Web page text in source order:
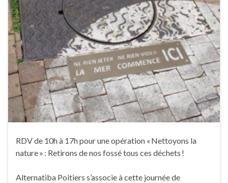
RDV de 10h à 17h pour une opération « Nettoyons la
nature » : Retirons de nos fossé tous ces déchets !
Alternatiba Poitiers s’associe à cette journée de